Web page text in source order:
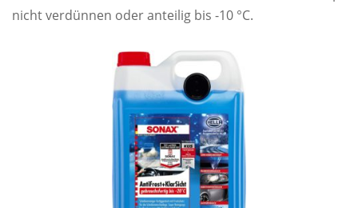
nicht verdünnen oder anteilig bis -10 °C.